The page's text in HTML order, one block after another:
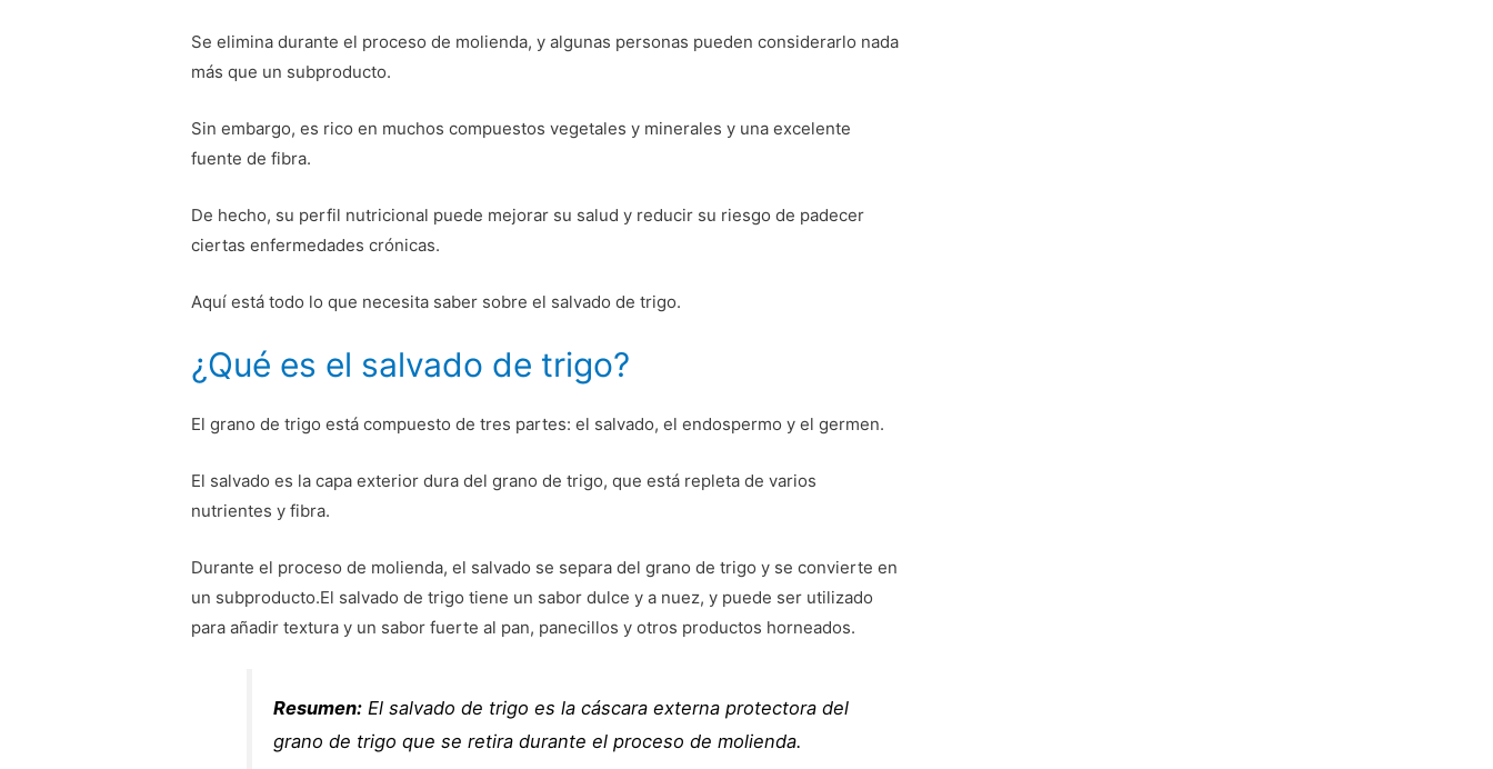
Se elimina durante el proceso de molienda, y algunas personas pueden considerarlo nada
más que un subproducto.
Sin embargo, es rico en muchos compuestos vegetales y minerales y una excelente
fuente de fibra.
De hecho, su perfil nutricional puede mejorar su salud y reducir su riesgo de padecer
ciertas enfermedades crónicas.
Aquí está todo lo que necesita saber sobre el salvado de trigo.
¿Qué es el salvado de trigo?
El grano de trigo está compuesto de tres partes: el salvado, el endospermo y el germen.
El salvado es la capa exterior dura del grano de trigo, que está repleta de varios
nutrientes y fibra.
Durante el proceso de molienda, el salvado se separa del grano de trigo y se convierte en
un subproducto.El salvado de trigo tiene un sabor dulce y a nuez, y puede ser utilizado
para añadir textura y un sabor fuerte al pan, panecillos y otros productos horneados.
Resumen: El salvado de trigo es la cáscara externa protectora del
grano de trigo que se retira durante el proceso de molienda.